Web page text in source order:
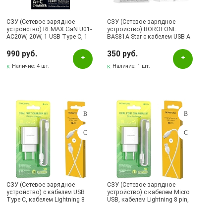
СЗУ (Сетевое зарядное
устройство) REMAX GaN U01-
AC20W, 20W, 1 USB Type C, 1
990 руб.
Наличие:4 шт.
СЗУ (Сетевое зарядное
устройство) BOROFONE
BAS81A Star с кабелем USB A
длина 1 метр, цвет белый
350 руб.
Наличие: 1 шт.
СЗУ (Сетевое зарядное
устройство) с кабелем USB
Type C, кабелем Lightning 8
СЗУ (Сетевое зарядное
устройство) с кабелем Micro
USB, кабелем Lightning 8 pin,